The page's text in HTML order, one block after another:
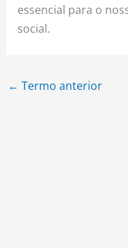
essencial para o
social.
← Termo anterior